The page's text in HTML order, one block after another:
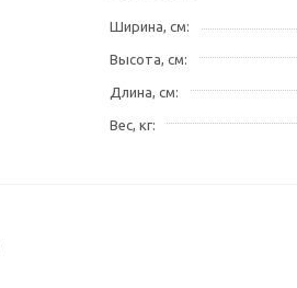
Ширина, см
Высота, см
Длина, см
Вес, кг